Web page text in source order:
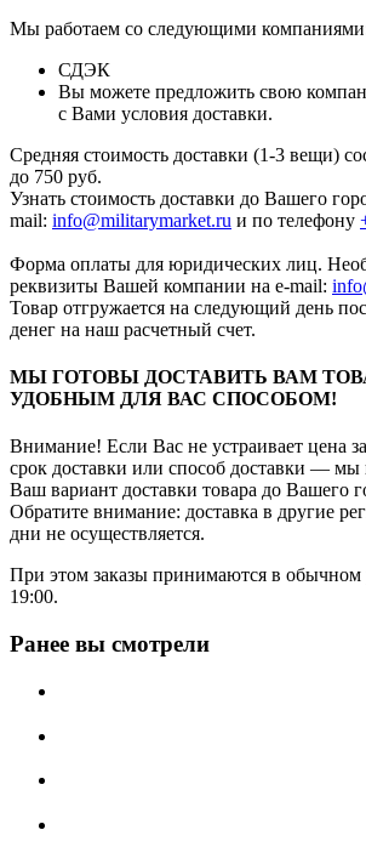
Мы работаем со следующими
СДЭК
Вы можете предложить свою
с Вами условия доставки.
Средняя стоимость доставки (1-3 вещи)
до 750 руб.
Узнать стоимость доставки до Вашего
mail: info@militarymarket.ru и по телефону
Форма оплаты для юридических лиц.
реквизиты Вашей компании на е-mail:
Товар отгружается на следующий день
денег на наш расчетный счет.
МЫ ГОТОВЫ ДОСТАВИТЬ ВАМ
УДОБНЫМ ДЛЯ ВАС СПОСОБОМ!
Внимание! Если Вас не устраивает цена
срок доставки или способ доставки — мы
Ваш вариант доставки товара до Вашего
Обратите внимание: доставка в другие
дни не осуществляется.
При этом заказы принимаются в обычном
19:00.
Ранее вы смотрели